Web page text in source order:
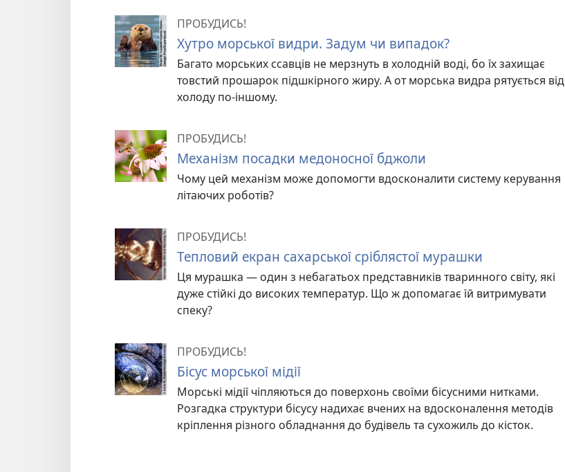
ПРОБУДИСЬ!
Хутро морської видри. Задум чи випадок?
Багато морських ссавців не мерзнуть в холодній воді, бо їх захищає
товстий прошарок підшкірного жиру. А от морська видра рятується від
холоду по-іншому.
ПРОБУДИСЬ!
Механізм посадки медоносної бджоли
Чому цей механізм може допомогти вдосконалити систему керування
літаючих роботів?
ПРОБУДИСЬ!
Тепловий екран сахарської сріблястої мурашки
Ця мурашка — один з небагатьох представників тваринного світу, які
дуже стійкі до високих температур. Що ж допомагає їй витримувати
спеку?
ПРОБУДИСЬ!
Бісус морської мідії
Морські мідії чіпляються до поверхонь своїми бісусними нитками.
Розгадка структури бісусу надихає вчених на вдосконалення методів
кріплення різного обладнання до будівель та сухожиль до кісток.